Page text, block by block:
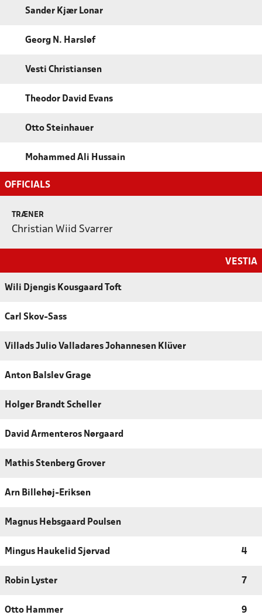
Sander Kjær Lonar
Georg N. Harsløf
Vesti Christiansen
Theodor David Evans
Otto Steinhauer
Mohammed Ali Hussain
OFFICIALS
TRÆNER
Christian Wiid Svarrer
VESTIA
Wili Djengis Kousgaard Toft
Carl Skov-Sass
Villads Julio Valladares Johannesen Klüver
Anton Balslev Grage
Holger Brandt Scheller
David Armenteros Nørgaard
Mathis Stenberg Grover
Arn Billehøj-Eriksen
Magnus Hebsgaard Poulsen
Mingus Haukelid Sjørvad 4
Robin Lyster 7
Otto Hammer 9